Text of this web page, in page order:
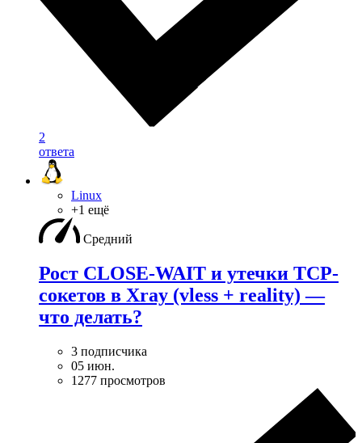
2
ответа
Linux
+1 ещё
Средний
Рост CLOSE-WAIT и утечки TCP-
сокетов в Xray (vless + reality) —
что делать?
3 подписчика
05 июн.
1277 просмотров